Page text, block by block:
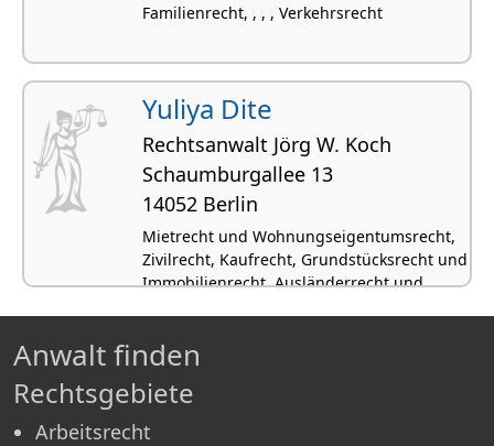
Familienrecht, , , , Verkehrsrecht
Yuliya Dite
Rechtsanwalt Jörg W. Koch
Schaum­bur­gallee 13
14052 Berlin
Mietrecht und Wohnungseigentumsrecht,
Zivilrecht, Kaufrecht, Grundstücksrecht und
Immobilienrecht, Ausländerrecht und
Anwalt finden
Rechtsgebiete
Arbeitsrecht